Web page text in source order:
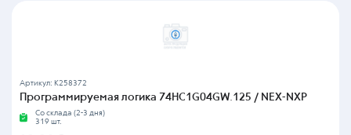
Артикул: K258372
Программируемая логика 74HC1G04GW.125 / NEX-NXP
Со склада (2-3 дня)
319 шт.